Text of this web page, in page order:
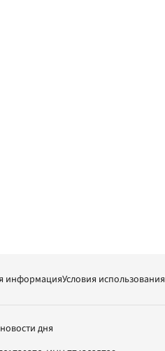
информацияУсловия использования
дня